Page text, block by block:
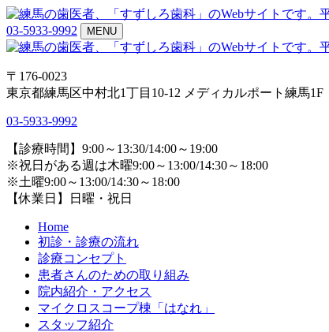
03-5933-9992 MENU
〒176-0023
東京都練馬区中村北1丁目10-12 メディカルポート練馬1F
03-5933-9992
【診療時間】9:00～13:30/14:00～19:00
※祝日がある週は木曜9:00～13:00/14:30～18:00
※土曜9:00～13:00/14:30～18:00
【休業日】日曜・祝日
Home
初診・診療の流れ
診療コンセプト
患者さんのための取り組み
院内紹介・アクセス
マイクロスコープ棟「はなれ」
スタッフ紹介